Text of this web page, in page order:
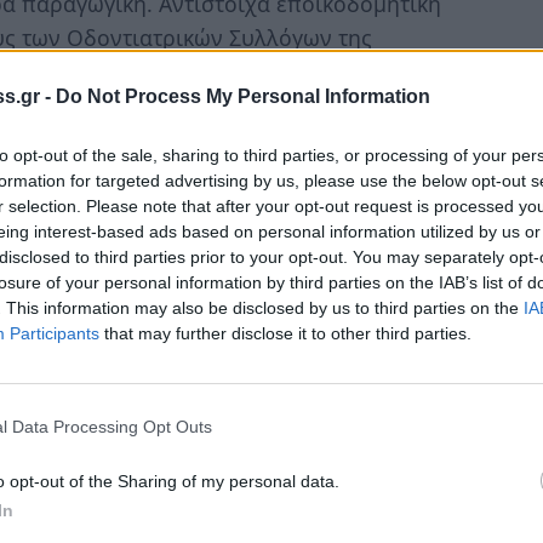
- Do Not Process My Personal Information
opt-out of the sale, sharing to third parties, or processing of your
for targeted advertising by us, please use the below opt-out
selection. Please note that after your opt-out request is processed
interest-based ads based on personal information utilized by us
to third parties prior to your opt-out. You may separately
of your personal information by third parties on the IAB’s list of
This information may also be disclosed by us to third parties on the
Participants that may further disclose it to other third parties.
Data Processing Opt Outs
opt-out of the Sharing of my personal data.
των Οδοντιατρικών Συλλόγων της
Οδοντιατρικών
Οδοντιατρικής Ομοσπονδίας, η
θεματοφύλακα των αρχών που διέπουν το
η διοργάνωση του 21ου
στον Μυστρά, το οποίο, παρά το
ως προς τον αριθμό των μελών του, άφησε
επιστημονικό του επίπεδο όσο και για την
διοργάνωσε κατά την τετραετία αυτή
ενημέρωσης σε σχολεία και άλλες
συμμετείχαν σε δράσεις του Οργανισμού